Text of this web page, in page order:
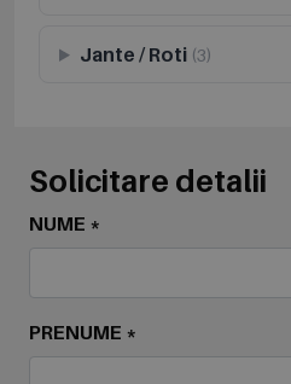
Jante / Roti(3)
Solicitare detalii
NUME *
PRENUME *